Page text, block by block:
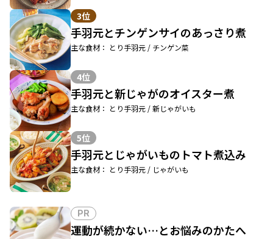
3位
手羽元とチンゲンサイのあっさり煮
主な食材： とり手羽元 / チンゲン菜
4位
手羽元と新じゃがのオイスター煮
主な食材： とり手羽元 / 新じゃがいも
5位
手羽元とじゃがいものトマト煮込み
主な食材： とり手羽元 / じゃがいも
PR
運動が続かない…とお悩みのかたへ